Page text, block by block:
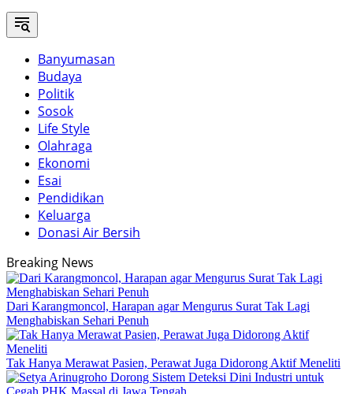
Banyumasan
Budaya
Politik
Sosok
Life Style
Olahraga
Ekonomi
Esai
Pendidikan
Keluarga
Donasi Air Bersih
Breaking News
Dari Karangmoncol, Harapan agar Mengurus Surat Tak Lagi
Menghabiskan Sehari Penuh
Tak Hanya Merawat Pasien, Perawat Juga Didorong Aktif Meneliti